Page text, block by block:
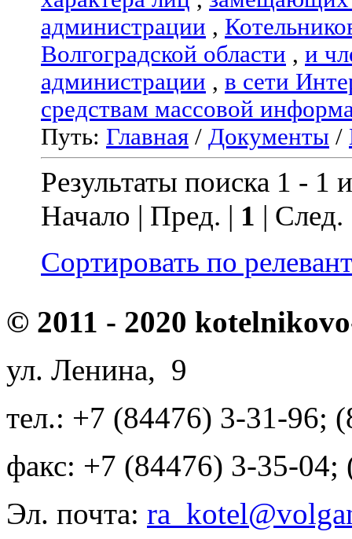
администрации ,
Волгоградской области , и
администрации , в сети
средствам массовой
Путь: Главная / Документы /
Результаты поиска 1 - 1
Начало | Пред. | 1 |
Сортировать по
© 2011 - 2020
ул. Ленина, 9
тел.: +7 (84476) 3-31-96;
факс: +7 (84476) 3-35-04;
Эл. почта: